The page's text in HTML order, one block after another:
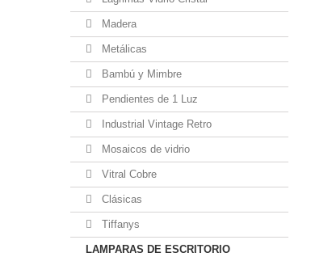
Madera
Metálicas
Bambú y Mimbre
Pendientes de 1 Luz
Industrial Vintage Retro
Mosaicos de vidrio
Vitral Cobre
Clásicas
Tiffanys
LAMPARAS DE ESCRITORIO